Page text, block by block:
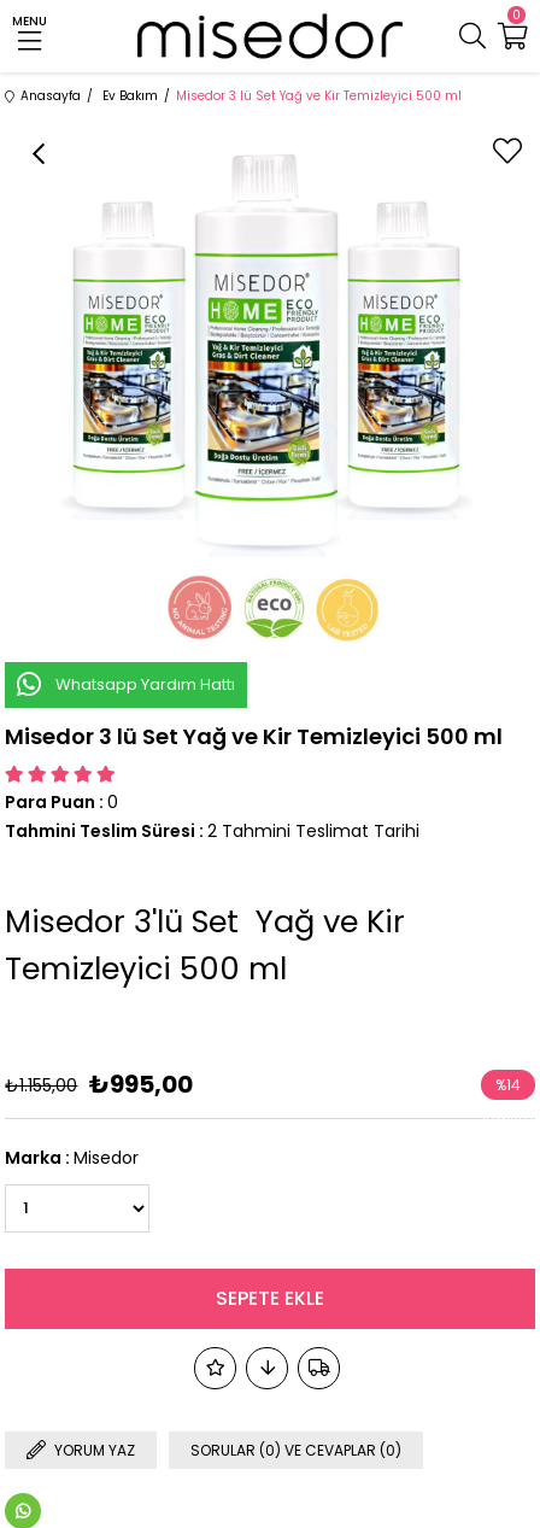
0
MENU
Anasayfa Ev Bakım Misedor 3 lü Set Yağ ve Kir Temizleyici 500 ml
Whatsapp Yardım Hattı
Misedor 3 lü Set Yağ ve Kir Temizleyici 500 ml
Para Puan : 0
Tahmini Teslim Süresi : 2 Tahmini Teslimat Tarihi
Misedor 3'lü Set Yağ ve Kir
Temizleyici 500 ml
₺1.155,00 ₺995,00 %14
İndirim
Marka : Misedor
YORUM YAZ SORULAR (0) VE CEVAPLAR (0)